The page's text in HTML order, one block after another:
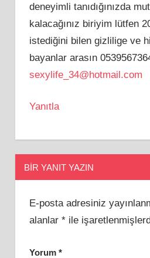
deneyimli tanıdığınızda
kalacağınız biriyim lütfen
istediğini bilen gizlilige ve
bayanlar arasın
sexylife_34@hotmail.com
Yanıtla
BIR YANIT YAZIN
E-posta adresiniz
alanlar *ile
Yorum *